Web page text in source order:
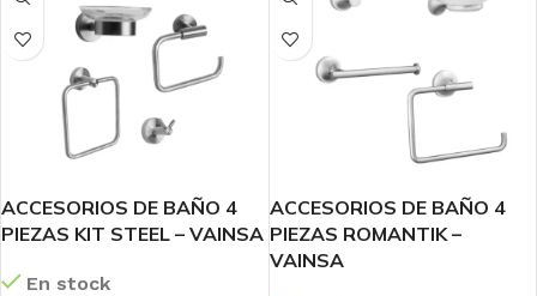
ACCESORIOS DE BAÑO 4
PIEZAS KIT STEEL – VAINSA
En stock
ACCESORIOS DE BAÑO 4
PIEZAS ROMANTIK –
VAINSA